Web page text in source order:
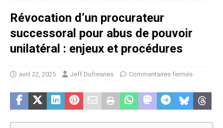
Révocation d’un procurateur
successoral pour abus de pouvoir
unilatéral : enjeux et procédures
avril 22, 2025 Jeff Dufresnes Commentaires fermés